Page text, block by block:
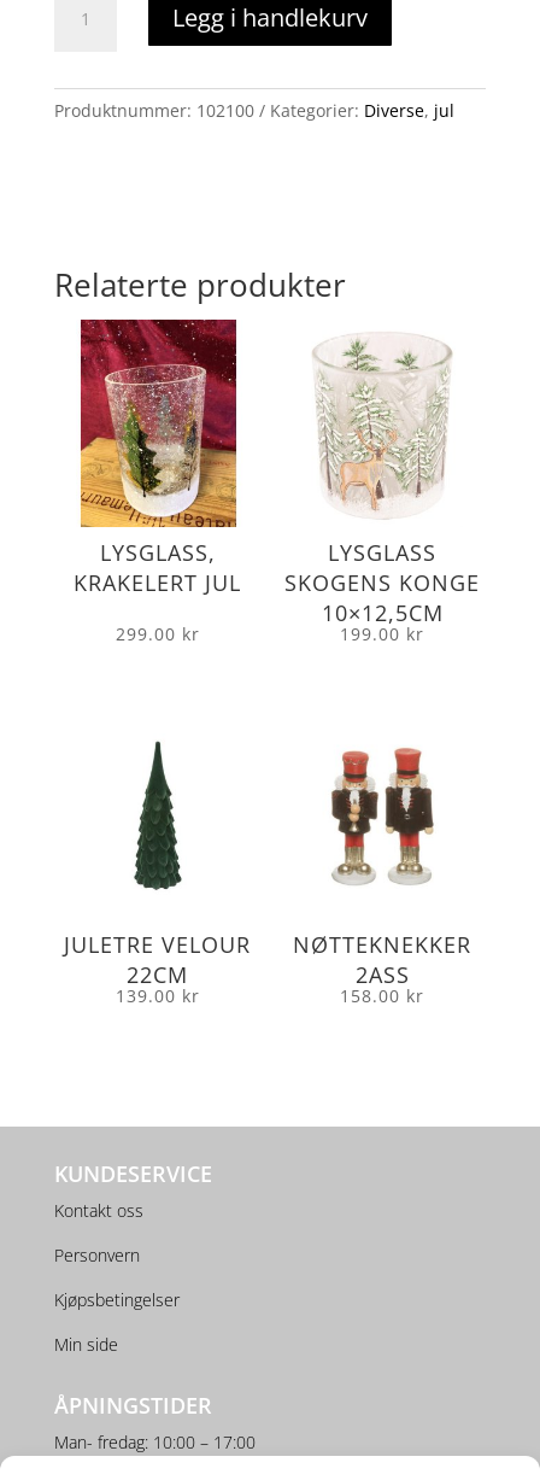
hvitt/grått
Legg i handlekurv
Produktnummer: 102100 Kategorier: Diverse, jul
Relaterte produkter
LYSGLASS,
KRAKELERT JUL
299.00 kr
LYSGLASS
SKOGENS KONGE
10×12,5CM
199.00 kr
JULETRE VELOUR
22CM
139.00 kr
NØTTEKNEKKER
2ASS
158.00 kr
KUNDESERVICE
Kontakt oss
Personvern
Kjøpsbetingelser
Min side
ÅPNINGSTIDER
Man- fredag: 10:00 – 17:00